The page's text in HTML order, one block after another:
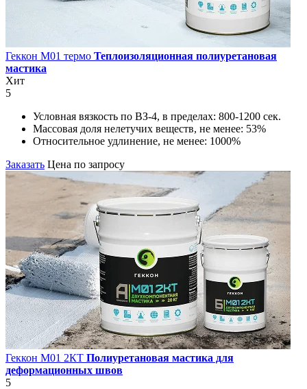
Геккон М01 термо Теплоизоляционная полиуретановая
мастика
Хит
5
Условная вязкость по ВЗ-4, в пределах: 800-1200 сек.
Массовая доля нелетучих веществ, не менее: 53%
Относительное удлинение, не менее: 1000%
Заказать Цена по запросу
Геккон М01 2КT Полиуретановая мастика для
деформационных швов
5